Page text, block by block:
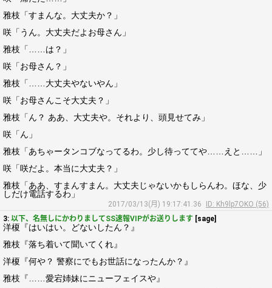
雅枝「すまんな。大丈夫か？」
咲「うん。大丈夫だよお母さん」
雅枝「……は？」
咲「お母さん？」
雅枝「……大丈夫やないやん」
咲「お母さんこそ大丈夫？」
雅枝「ん？ ああ、大丈夫や。それより、頭見せてみ」
咲「ん」
雅枝「あちゃータンコブなってるわ。少し待っててや……えと……」
咲「咲だよ。本当に大丈夫？」
雅枝「ああ、すまんすまん。大丈夫じゃないかもしらんわ。ほな、少
しだけ電話するわ」
2017/03/13(月) 19:17:41.36
ID: Kh9lp7OKO (56)
3: 以下、名無しにかわりましてSS速報VIPがお送りします [sage]
洋榎『はいはい。どないしたん？』
雅枝『落ち着いて聞いてくれ』
洋榎『何や？ 警察にでもお世話になったんか？』
雅枝『……愛宕姉妹にニューフェイスや』